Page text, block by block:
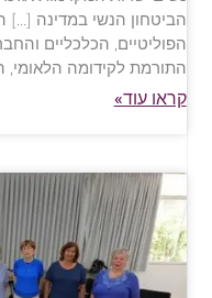
הביטחון הנשי במדינה
הפוליטיים, הכלכליים
התורמת לקידומה הלאומי,
קראו עוד»